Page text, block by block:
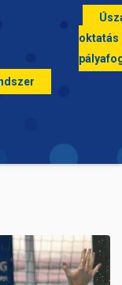
oktatás
Magyar